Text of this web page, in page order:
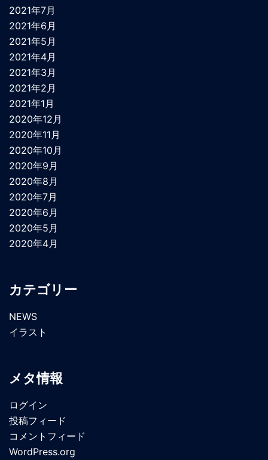
2021年7月
2021年6月
2021年5月
2021年4月
2021年3月
2021年2月
2021年1月
2020年12月
2020年11月
2020年10月
2020年9月
2020年8月
2020年7月
2020年6月
2020年5月
2020年4月
カテゴリー
NEWS
イラスト
メタ情報
ログイン
投稿フィード
コメントフィード
WordPress.org